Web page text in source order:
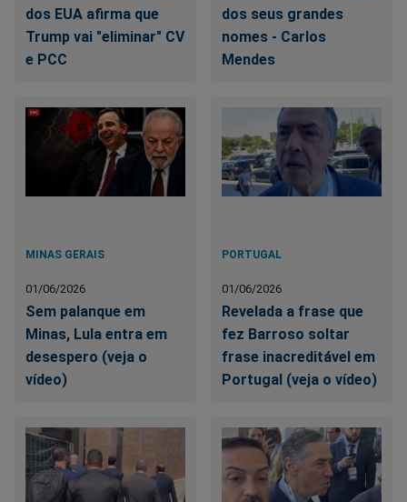
dos EUA afirma que
Trump vai "eliminar" CV
e PCC
dos seus grandes
nomes - Carlos
Mendes
MINAS GERAIS
01/06/2026
Sem palanque em
Minas, Lula entra em
desespero (veja o
vídeo)
PORTUGAL
01/06/2026
Revelada a frase que
fez Barroso soltar
frase inacreditável em
Portugal (veja o vídeo)